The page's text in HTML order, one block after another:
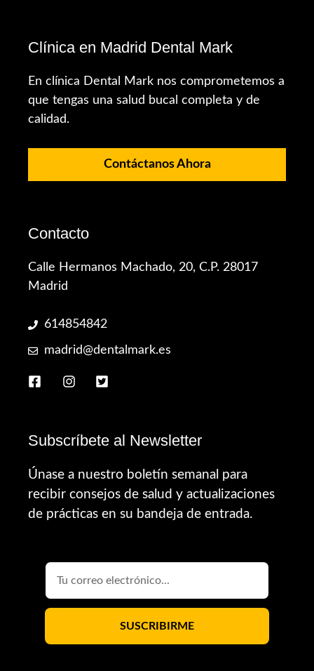
Clínica en Madrid Dental Mark
En clínica Dental Mark nos comprometemos a
que tengas una salud bucal completa y de
calidad.
Contáctanos Ahora
Contacto
Calle Hermanos Machado, 20, C.P. 28017
Madrid
614854842
madrid@dentalmark.es
Subscríbete al Newsletter
Únase a nuestro boletín semanal para
recibir consejos de salud y actualizaciones
de prácticas en su bandeja de entrada.